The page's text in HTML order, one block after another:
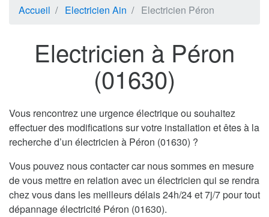
Accueil Electricien Ain Electricien Péron
Electricien à Péron
(01630)
Vous rencontrez une urgence électrique ou souhaitez
effectuer des modifications sur votre installation et êtes à la
recherche d’un électricien à Péron (01630) ?
Vous pouvez nous contacter car nous sommes en mesure
de vous mettre en relation avec un électricien qui se rendra
chez vous dans les meilleurs délais 24h/24 et 7j/7 pour tout
dépannage électricité Péron (01630).